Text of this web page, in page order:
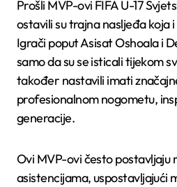
Prošli MVP-ovi FIFA U-17
ostavili su trajna nasljeđa koja
Igrači poput Asisat Oshoala i
samo da su se isticali tijekom
također nastavili imati
profesionalnom nogometu,
generacije.
Ovi MVP-ovi često postavljaju
asistencijama, uspostavljajući